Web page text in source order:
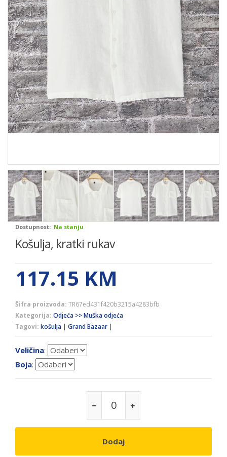
Dostupnost: Na stanju
Košulja, kratki rukav
117.15 KM
Šifra proizvoda: TR67ed431f420b3215a4283bfb
Kategorija: Odjeća >> Muška odjeća
Tagovi: košulja | Grand Bazaar |
Veličina:
Boja:
Dodaj